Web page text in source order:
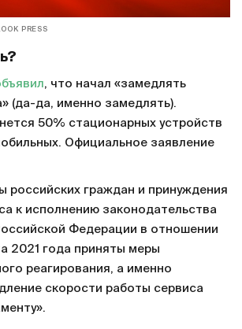
PRESS
, что начал «замедлять
(да-да, именно замедлять).
50% стационарных устройств
Официальное заявление
российских граждан и принуждения
к исполнению законодательства
Федерации в отношении
2021 года приняты меры
реагирования, а именно
скорости работы сервиса